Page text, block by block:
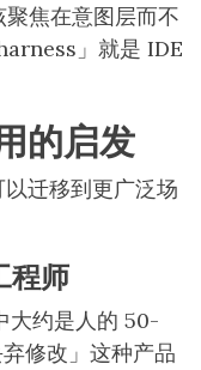
焦在意图层而不
」就是 IDE
的启发
迁移到更广泛场
程师
大约是人的 50-
修改」这种产品